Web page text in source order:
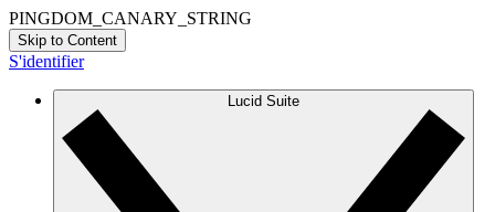
PINGDOM_CANARY_STRING
Skip to Content
S'identifier
Lucid Suite